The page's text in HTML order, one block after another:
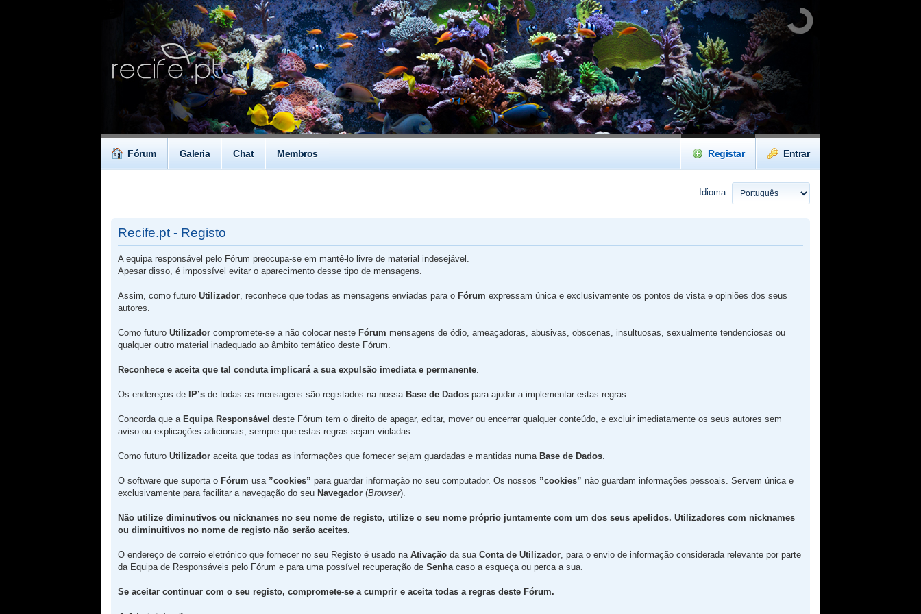
Fórum Galeria Chat Membros Entrar
Registar
Idioma:
Recife.pt - Registo
A equipa responsável pelo Fórum preocupa-se em mantê-lo livre de material indesejável.
Apesar disso, é impossível evitar o aparecimento desse tipo de mensagens.
Assim, como futuro Utilizador , reconhece que todas as mensagens enviadas para o Fórum expressam única e exclusivamente os pontos de vista e opiniões dos seus
autores.
Como futuro Utilizador compromete-se a não colocar neste Fórum mensagens de ódio, ameaçadoras, abusivas, obscenas, insultuosas, sexualmente tendenciosas ou
qualquer outro material inadequado ao âmbito temático deste Fórum.
Reconhece e aceita que tal conduta implicará a sua expulsão imediata e permanente
Os endereços de IP’s de todas as mensagens são registados na nossa Base de Dados para ajudar a implementar estas regras.
Concorda que a Equipa Responsável deste Fórum tem o direito de apagar, editar, mover ou encerrar qualquer conteúdo, e excluir imediatamente os seus autores sem
aviso ou explicações adicionais, sempre que estas regras sejam violadas.
Como futuro Utilizador aceita que todas as informações que fornecer sejam guardadas e mantidas numa Base de Dados
O software que suporta o Fórum usa ”cookies” para guardar informação no seu computador. Os nossos ”cookies” não guardam informações pessoais. Servem única e
exclusivamente para facilitar a navegação do seu Navegador (Browser).
Não utilize diminutivos ou nicknames no seu nome de registo, utilize o seu nome próprio juntamente com um dos seus apelidos. Utilizadores com nicknames
ou diminuitivos no nome de registo não serão aceites.
O endereço de correio eletrónico que fornecer no seu Registo é usado na Ativação da sua Conta de Utilizador , para o envio de informação considerada relevante por parte
da Equipa de Responsáveis pelo Fórum e para uma possível recuperação de Senha caso a esqueça ou perca a sua.
Se aceitar continuar com o seu registo, compromete-se a cumprir e aceita todas a regras deste Fórum.